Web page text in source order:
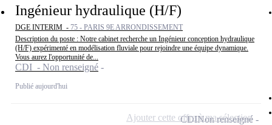
Ingénieur hydraulique (H/F)
DGE INTERIM - 75 - PARIS 9E ARRONDISSEMENT
Description du poste : Notre cabinet recherche un Ingénieur conception hydraulique
(H/F) expérimenté en modélisation fluviale pour rejoindre une équipe dynamique.
Vous aurez l'opportunité de...
CDI - Non renseigné
Publié aujourd'hui
CDINon renseigné
Ajouter cette offre à ma sélection